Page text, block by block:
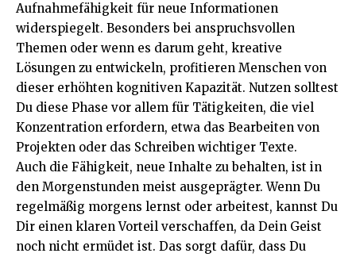
Aufnahmefähigkeit für neue Informationen
widerspiegelt. Besonders bei anspruchsvollen
Themen oder wenn es darum geht, kreative
Lösungen zu entwickeln, profitieren Menschen von
dieser erhöhten kognitiven Kapazität. Nutzen solltest
Du diese Phase vor allem für Tätigkeiten, die viel
Konzentration erfordern, etwa das Bearbeiten von
Projekten oder das Schreiben wichtiger Texte.
Auch die Fähigkeit, neue Inhalte zu behalten, ist in
den Morgenstunden meist ausgeprägter. Wenn Du
regelmäßig morgens lernst oder arbeitest, kannst Du
Dir einen klaren Vorteil verschaffen, da Dein Geist
noch nicht ermüdet ist. Das sorgt dafür, dass Du